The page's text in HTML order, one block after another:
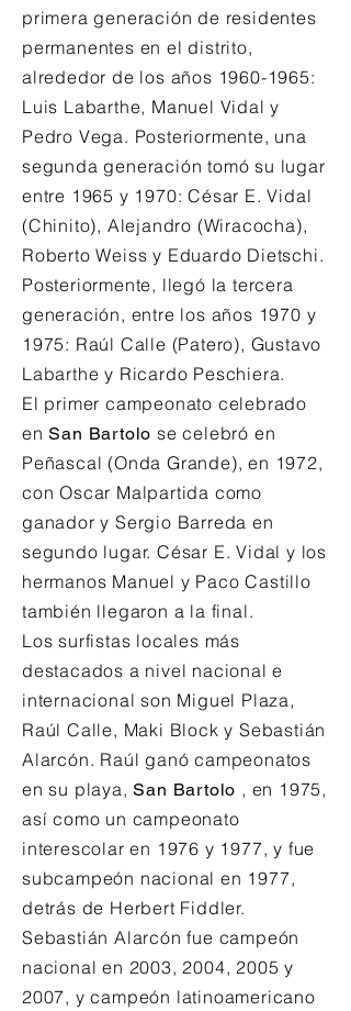
primera generación de residentes
permanentes en el distrito,
alrededor de los años 1960-1965:
Luis Labarthe, Manuel Vidal y
Pedro Vega. Posteriormente, una
segunda generación tomó su lugar
entre 1965 y 1970: César E. Vidal
(Chinito), Alejandro (Wiracocha),
Roberto Weiss y Eduardo Dietschi.
Posteriormente, llegó la tercera
generación, entre los años 1970 y
1975: Raúl Calle (Patero), Gustavo
Labarthe y Ricardo Peschiera.
El primer campeonato celebrado
enSan Bartolo se celebró en
Peñascal (Onda Grande), en 1972,
con Oscar Malpartida como
ganador y Sergio Barreda en
segundo lugar. César E. Vidal y los
hermanos Manuel y Paco Castillo
también llegaron a la final.
Los surfistas locales más
destacados a nivel nacional e
internacional son Miguel Plaza,
Raúl Calle, Maki Block y Sebastián
Alarcón. Raúl ganó campeonatos
en su playa,San Bartolo , en 1975,
así como un campeonato
interescolar en 1976 y 1977, y fue
subcampeón nacional en 1977,
detrás de Herbert Fiddler.
Sebastián Alarcón fue campeón
nacional en 2003, 2004, 2005 y
2007, y campeón latinoamericano